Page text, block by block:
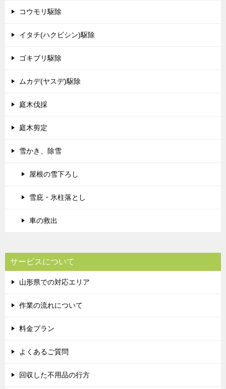
コウモリ駆除
イタチ(ハクビシン)駆除
ゴキブリ駆除
ムカデ(ヤスデ)駆除
庭木伐採
庭木剪定
雪かき、除雪
屋根の雪下ろし
雪庇・氷柱落とし
車の救出
サービスについて
山形県での対応エリア
作業の流れについて
料金プラン
よくあるご質問
回収した不用品の行方